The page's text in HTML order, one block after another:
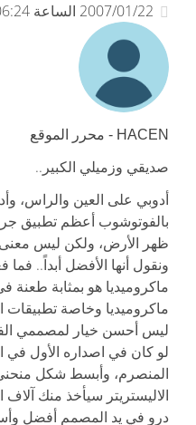
2007/01/22 الساعة 06:24
HACEN - محرر الموقع
صديقي وزميلي الكبير..
أدوبي على العين والراس،
بالفوتوشوب أعظم تطبيق
ظهر الأرض، ولكن ليس
ونقول أنها الأفضل أبداً.. فما
ماكروميديا هو بمثابة
ماكروميديا وخاصة تطبيقات
ليس أحسن خيار لمصممي
لو كان في اصداره الأول في
المنصرم، وأبسط شكل
الاليستريتر سيأخذ منك آلاف
درو في يد المصمم أفضل